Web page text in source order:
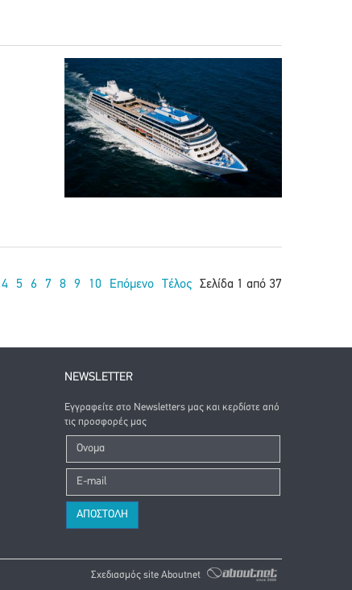
Σελίδα 1 από 37
4 5 6 7 8 9 10 Επόμενο Τέλος
NEWSLETTER
Εγγραφείτε στο Newsletters μας και κερδίστε από
τις προσφορές μας
Σχεδιασμός site Aboutnet